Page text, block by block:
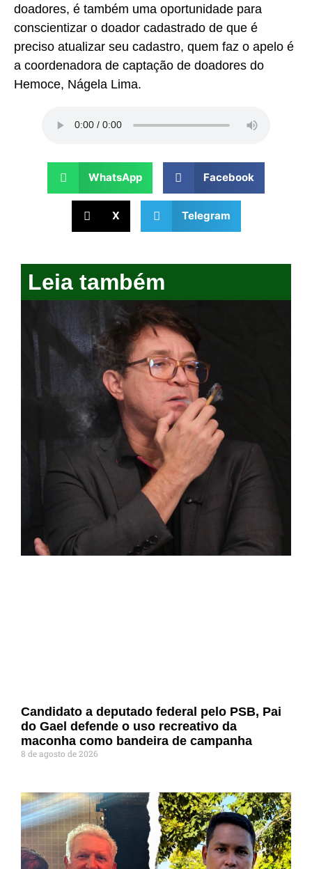
doadores, é também uma oportunidade para
conscientizar o doador cadastrado de que é
preciso atualizar seu cadastro, quem faz o apelo é
a coordenadora de captação de doadores do
Hemoce, Nágela Lima.
WhatsApp Facebook
X Telegram
Leia também
Candidato a deputado federal pelo PSB, Pai
do Gael defende o uso recreativo da
maconha como bandeira de campanha
8 de agosto de 2026